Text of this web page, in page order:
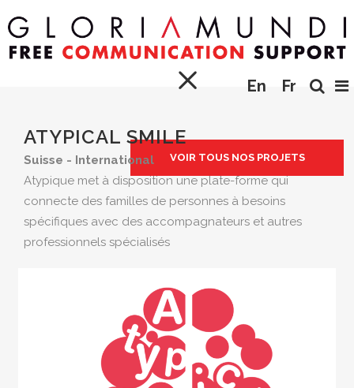
En Fr
VOIR TOUS NOS PROJETS
ATYPICAL SMILE
Suisse - International
Atypique met à disposition une plate-forme qui
connecte des familles de personnes à besoins
spécifiques avec des accompagnateurs et autres
professionnels spécialisés